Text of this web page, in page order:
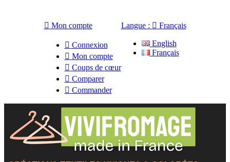
 Mon compte
 Connexion
 Mon compte
 Coups de cœur
 Comparer
 Commander
Langue :  Français
English
Français